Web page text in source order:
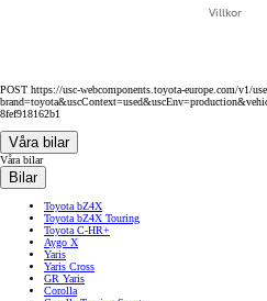
Villkor
POST https://usc-webcomponents.toyota-europe.com/v1/
8fef918162b1
Våra bilar
Våra bilar
Bilar
Toyota bZ4X
Toyota bZ4X Touring
Toyota C-HR+
Aygo X
Yaris
Yaris Cross
GR Yaris
Corolla